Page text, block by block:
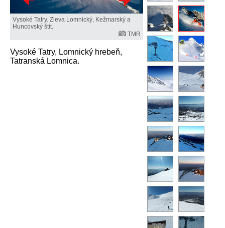
Vysoké Tatry. Zleva Lomnický, Kežmarský a
Huncovský štít.
TMR
Vysoké Tatry, Lomnický hrebeň,
Tatranská Lomnica.